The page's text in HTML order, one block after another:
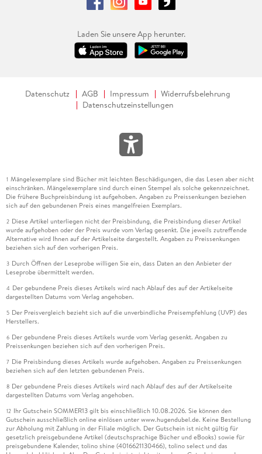
Laden Sie unsere App herunter.
Datenschutz AGB Impressum
Widerrufsbelehrung
Datenschutzeinstellungen
1 Mängelexemplare sind Bücher mit leichten Beschädigungen, die das Lesen aber nicht
einschränken. Mängelexemplare sind durch einen Stempel als solche gekennzeichnet.
Die frühere Buchpreisbindung ist aufgehoben. Angaben zu Preissenkungen beziehen
sich auf den gebundenen Preis eines mangelfreien Exemplars.
2 Diese Artikel unterliegen nicht der Preisbindung, die Preisbindung dieser Artikel
wurde aufgehoben oder der Preis wurde vom Verlag gesenkt. Die jeweils zutreffende
Alternative wird Ihnen auf der Artikelseite dargestellt. Angaben zu Preissenkungen
beziehen sich auf den vorherigen Preis.
3 Durch Öffnen der Leseprobe willigen Sie ein, dass Daten an den Anbieter der
Leseprobe übermittelt werden.
4 Der gebundene Preis dieses Artikels wird nach Ablauf des auf der Artikelseite
dargestellten Datums vom Verlag angehoben.
5 Der Preisvergleich bezieht sich auf die unverbindliche Preisempfehlung (UVP) des
Herstellers.
6 Der gebundene Preis dieses Artikels wurde vom Verlag gesenkt. Angaben zu
Preissenkungen beziehen sich auf den vorherigen Preis.
7 Die Preisbindung dieses Artikels wurde aufgehoben. Angaben zu Preissenkungen
beziehen sich auf den letzten gebundenen Preis.
8 Der gebundene Preis dieses Artikels wird nach Ablauf des auf der Artikelseite
dargestellten Datums vom Verlag angehoben.
12 Ihr Gutschein SOMMER13 gilt bis einschließlich 10.08.2026. Sie können den
Gutschein ausschließlich online einlösen unter www.hugendubel.de. Keine Bestellung
zur Abholung mit Zahlung in der Filiale möglich. Der Gutschein ist nicht gültig für
gesetzlich preisgebundene Artikel (deutschsprachige Bücher und eBooks) sowie für
preisgebundene Kalender, tolino shine (4016621130466), tolino select und das